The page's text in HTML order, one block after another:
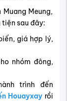
Meung,
sau đây:
giá hợp lý,
nhóm đông,
trình đến
Houayxay rồi